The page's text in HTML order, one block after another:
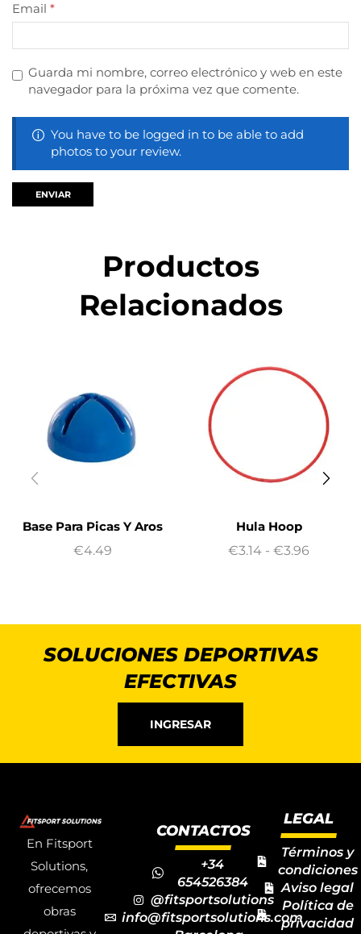
Email *
Guarda mi nombre, correo electrónico y web en este
navegador para la próxima vez que comente.
You have to be logged in to be able to add
photos to your review.
Productos
Relacionados
Base Para Picas Y Aros
€4.49
Hula Hoop
€3.14 - €3.96
SOLUCIONES DEPORTIVAS
EFECTIVAS
INGRESAR
En Fitsport
Solutions,
ofrecemos
obras
CONTACTOS
+34
654526384
@fitsportsolutions
info@fitsportsolutions.com
LEGAL
Términos y
condiciones
Aviso legal
Política de
privacidad